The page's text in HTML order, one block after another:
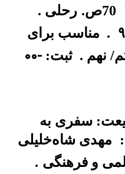
رحلی .
مناسب برای
. ثبت:00-
سفری به
شاه‌خلیلی
و فرهنگی .